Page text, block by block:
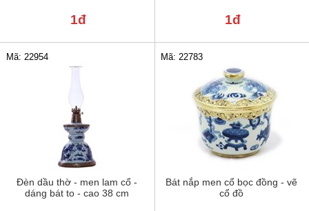
1đ 1đ
Đèn dầu thờ - men lam cổ -
dáng bát to - cao 38 cm
Mã: 22954
Bát nắp men cổ bọc đồng - vẽ
cổ đồ
Mã: 22783